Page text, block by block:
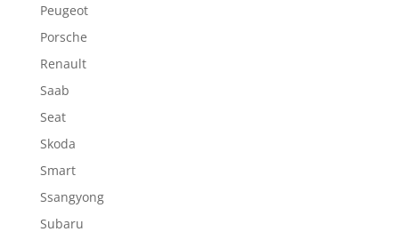
Peugeot
Porsche
Renault
Saab
Seat
Skoda
Smart
Ssangyong
Subaru